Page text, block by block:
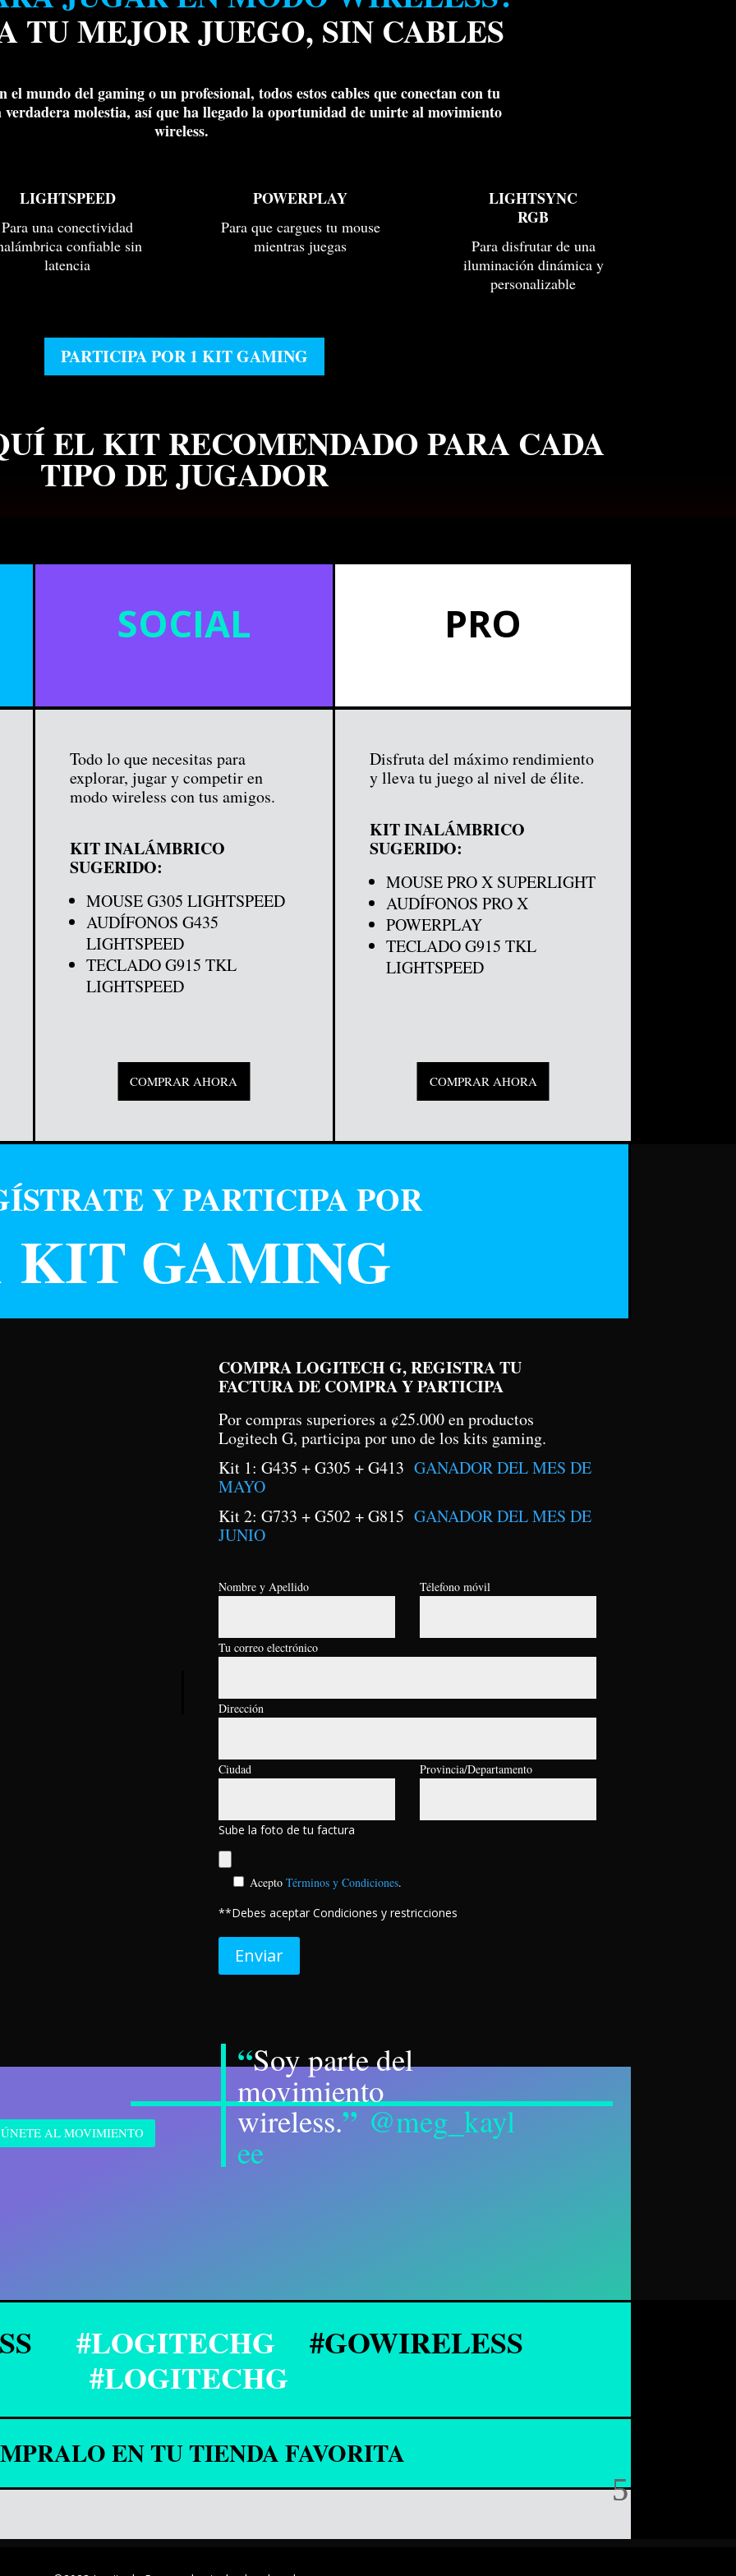
TU MEJOR JUEGO, SIN CABLES
el mundo del gaming o un profesional, todos estos cables que conectan con tu
verdadera molestia, así que ha llegado la oportunidad de unirte al movimiento
wireless.
LIGHTSPEED
Para una conectividad
confiable sin
latencia
POWERPLAY
Para que cargues tu mouse
mientras juegas
LIGHTSYNC
RGB
Para disfrutar de una
iluminación dinámica y
personalizable
PARTICIPA POR 1 KIT GAMING
EL KIT RECOMENDADO PARA CADA
TIPO DE JUGADOR
SOCIAL PRO
Todo lo que necesitas para
explorar, jugar y competir en
modo wireless con tus amigos.
KIT INALÁMBRICO
SUGERIDO:
MOUSE G305 LIGHTSPEED
AUDÍFONOS G435
LIGHTSPEED
TECLADO G915 TKL
LIGHTSPEED
COMPRAR AHORA
Disfruta del máximo rendimiento
y lleva tu juego al nivel de élite.
KIT INALÁMBRICO
SUGERIDO:
MOUSE PRO X SUPERLIGHT
AUDÍFONOS PRO X
POWERPLAY
TECLADO G915 TKL
LIGHTSPEED
COMPRAR AHORA
Y PARTICIPA POR
KIT GAMING
COMPRA LOGITECH G, REGISTRA TU
FACTURA DE COMPRA Y PARTICIPA
Por compras superiores a ¢25.000 en productos
Logitech G, participa por uno de los kits gaming.
Kit 1: G435 + G305 + G413 GANADOR DEL MES DE
MAYO
Kit 2: G733 + G502 + G815 GANADOR DEL MES DE
JUNIO
Nombre y Apellido Télefono móvil
Tu correo electrónico
Dirección
Ciudad Provincia/Departamento
Sube la foto de tu factura
Acepto Términos y Condiciones.
**Debes aceptar Condiciones y restricciones
Enviar
ÚNETE AL MOVIMIENTO
“Soy parte del
movimiento
wireless.” @meg_kayl
ee
#LOGITECHG
#GOWIRELESS
#LOGITECHG
EN TU TIENDA FAVORITA